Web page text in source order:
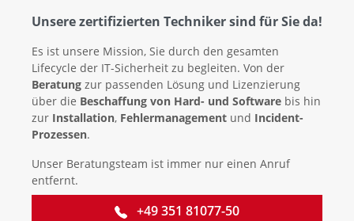
Unsere zertifizierten Techniker sind für Sie da!
Es ist unsere Mission, Sie durch den gesamten
Lifecycle der IT-Sicherheit zu begleiten. Von der
Beratung zur passenden Lösung und Lizenzierung
über die Beschaffung von Hard- und Software bis hin
zur Installation, Fehlermanagement und Incident-
Prozessen.
Unser Beratungsteam ist immer nur einen Anruf
entfernt.
+49 351 81077-50